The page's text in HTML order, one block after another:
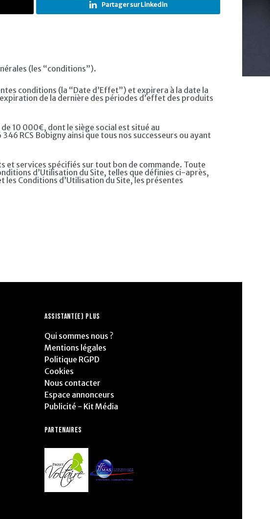
Partager sur Linkedin
(les “conditions”).
conditions (la “Date d’Effet”) et expirera à la date la
de la dernière des périodes d’effet des produits
10 000€, dont le siège social est situé au
RCS Bobigny ainsi que tous nos successeurs ou ayant
services spécifiés sur tout bon de commande. Toute
d’Utilisation du Site, telles que définies ci-après,
Conditions d’Utilisation du Site, les présentes
ASSISTANT(E) PLUS
Qui sommes nous ?
Mentions légales
Politique RGPD
Cookies
Nous contacter
Espace annonceurs
Publicité - Kit Média
PARTENAIRES